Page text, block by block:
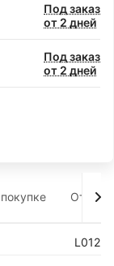
Под заказ
от 2 дней
Под заказ
от 2 дней
Отзывы
L012